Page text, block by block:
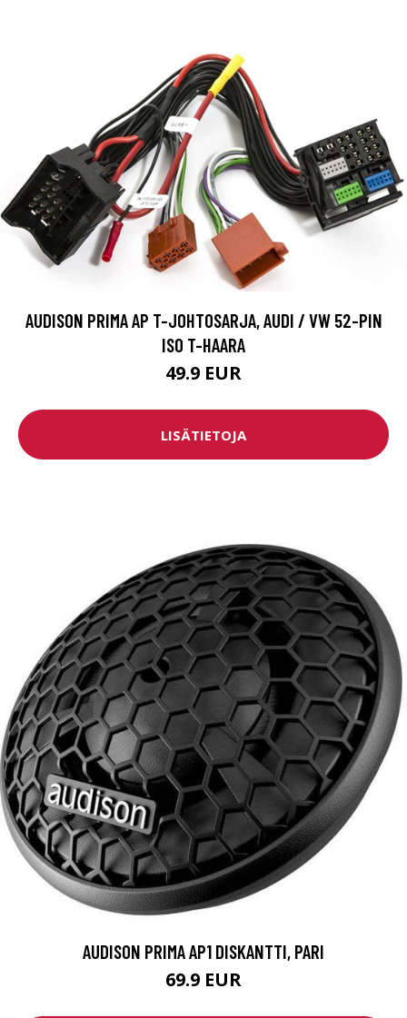
AUDISON PRIMA AP T-JOHTOSARJA, AUDI / VW 52-PIN
ISO T-HAARA
49.9 EUR
LISÄTIETOJA
AUDISON PRIMA AP1 DISKANTTI, PARI
69.9 EUR